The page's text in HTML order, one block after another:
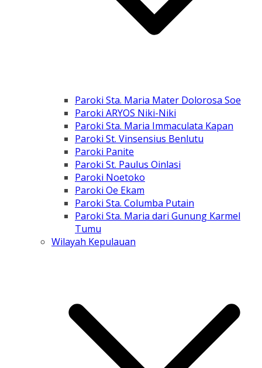
Paroki Sta. Maria Mater Dolorosa Soe
Paroki ARYOS Niki-Niki
Paroki Sta. Maria Immaculata Kapan
Paroki St. Vinsensius Benlutu
Paroki Panite
Paroki St. Paulus Oinlasi
Paroki Noetoko
Paroki Oe Ekam
Paroki Sta. Columba Putain
Paroki Sta. Maria dari Gunung Karmel
Tumu
Wilayah Kepulauan